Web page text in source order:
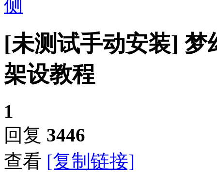
[未测试手动安装] 梦
架设教程
1
回复 3446
查看 [复制链接]